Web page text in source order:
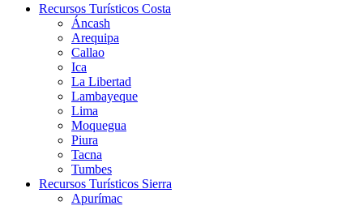
Recursos Turísticos Costa
Áncash
Arequipa
Callao
Ica
La Libertad
Lambayeque
Lima
Moquegua
Piura
Tacna
Tumbes
Recursos Turísticos Sierra
Apurímac